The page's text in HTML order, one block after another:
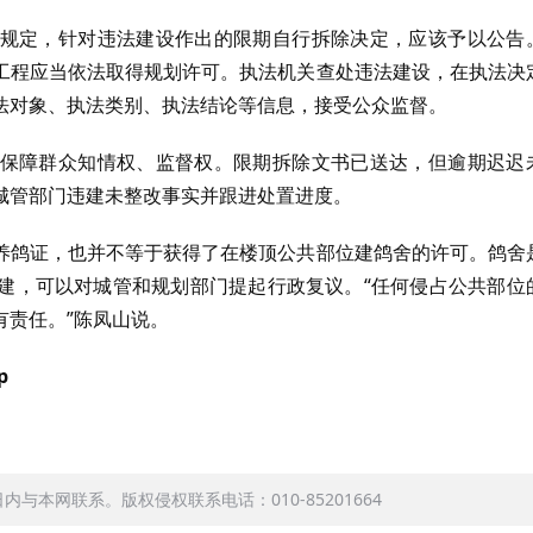
定，针对违法建设作出的限期自行拆除决定，应该予以公告
应当依法取得规划许可。执法机关查处违法建设，在执法决
象、执法类别、执法结论等信息，接受公众监督。
障群众知情权、监督权。限期拆除文书已送达，但逾期迟迟
部门违建未整改事实并跟进处置进度。
证，也并不等于获得了在楼顶公共部位建鸽舍的许可。鸽舍
可以对城管和规划部门提起行政复议。“任何侵占公共部位
任。”陈凤山说。
与本网联系。版权侵权联系电话：010-85201664